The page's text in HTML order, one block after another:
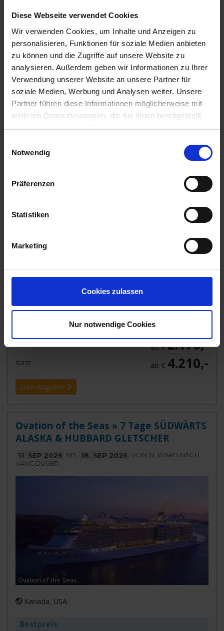
Diese Webseite verwendet Cookies
Wir verwenden Cookies, um Inhalte und Anzeigen zu
personalisieren, Funktionen für soziale Medien anbieten
zu können und die Zugriffe auf unsere Website zu
analysieren. Außerdem geben wir Informationen zu Ihrer
Verwendung unserer Website an unsere Partner für
soziale Medien, Werbung und Analysen weiter. Unsere
Partner führen diese Informationen möglicherweise mit
weiteren Daten zusammen, die Sie ihnen bereitgestellt
haben oder die sie im Rahmen Ihrer Nutzung der Dienste
Notwendig
Präferenzen
Statistiken
Marketing
Cookies zulassen
Nur notwendige Cookies
Queen Elizabeth » 10 Tage Nordwest-
Passage: Eine Symphonie aus Eis &
Küstenzauber
07. SEP 2026 BIS 17. SEP 2026 AB/BIS SEATTLE
Kommen Sie an Bord der Queen Elizabeth und tauchen Sie
INNENKABINE ab €1.390,-
ab €
ab €2.170,-
SUITE ab € 4.210,-
Zum Angebot
Ovation of the Seas » 7 Tage SÜDWÄRTS
ALASKA & HUBBARD GLETSCHER
11. SEP 2026 BIS 18. SEP 2026 VON SEWARD NACH
VANCOUVER
Ovation of the Seas
Kanada, USA
Bestpreis